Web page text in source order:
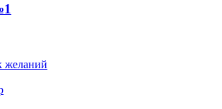
желаний